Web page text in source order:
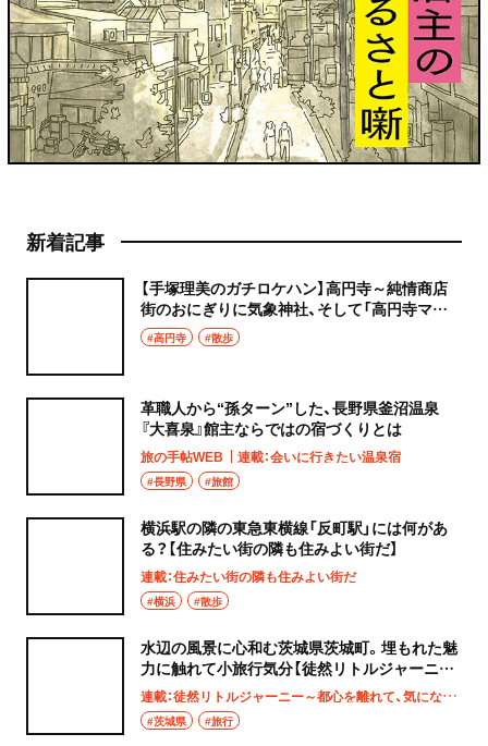
新着記事
【手塚理美のガチロケハン】高円寺～純情商店
街のおにぎりに気象神社、そして「高円寺マシ
タ」へ！
#高円寺 #散歩
革職人から“孫ターン”した、長野県釜沼温泉
『大喜泉』館主ならではの宿づくりとは
旅の手帖WEB 連載：会いに行きたい温泉宿
#長野県 #旅館
横浜駅の隣の東急東横線「反町駅」には何があ
る？【住みたい街の隣も住みよい街だ】
連載：住みたい街の隣も住みよい街だ
#横浜 #散歩
水辺の風景に心和む茨城県茨城町。埋もれた魅
力に触れて小旅行気分【徒然リトルジャーニ
ー】
連載：徒然リトルジャーニー～都心を離れて、気になる土地へ
#茨城県 #旅行